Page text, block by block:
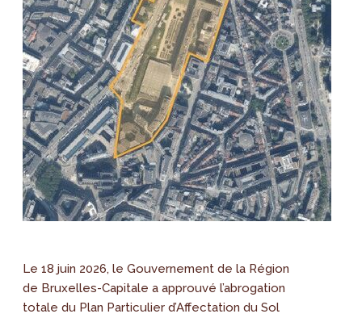
Le 18 juin 2026, le Gouvernement de la Région
de Bruxelles-Capitale a approuvé l’abrogation
totale du Plan Particulier d’Affectation du Sol